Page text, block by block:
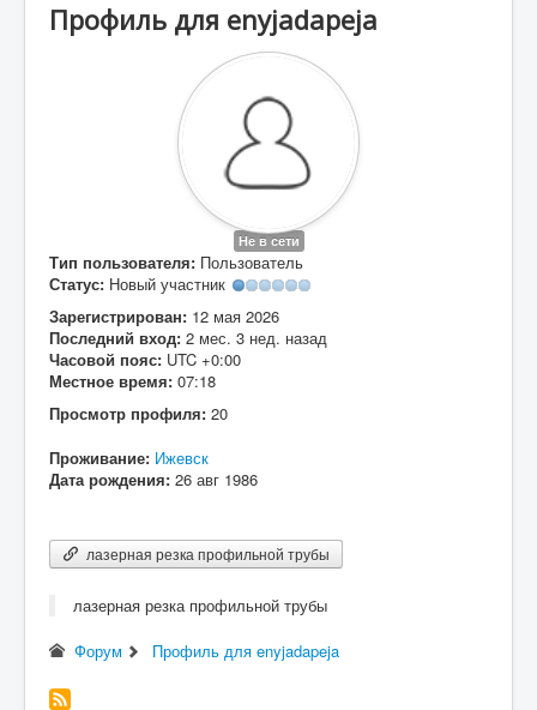
Реквизиты
Профиль для enyjadapeja
Не в сети
Тип пользователя: Пользователь
Статус: Новый участник
Зарегистрирован: 12 мая 2026
Последний вход: 2 мес. 3 нед. назад
Часовой пояс: UTC +0:00
Местное время: 07:18
Просмотр профиля: 20
Проживание: Ижевск
Дата рождения: 26 авг 1986
лазерная резка профильной трубы
лазерная резка профильной трубы
Форум
Профиль для enyjadapeja